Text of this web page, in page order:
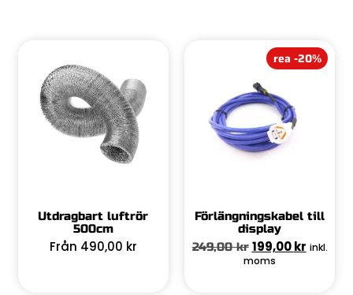
Utdragbart luftrör
500cm
Från 490,00 kr
rea -20%
Förlängningskabel till
display
249,00kr 199,00kr inkl.
moms